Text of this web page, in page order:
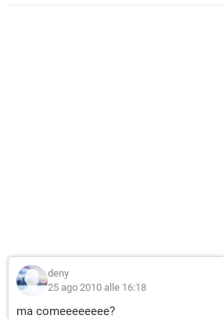
deny
25 ago 2010 alle 16:18
ma comeeeeeeee?